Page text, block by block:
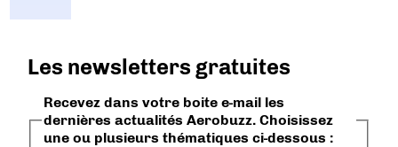
Les newsletters gratuites
Recevez dans votre boite e-mail les
dernières actualités Aerobuzz. Choisissez
une ou plusieurs thématiques ci-dessous :